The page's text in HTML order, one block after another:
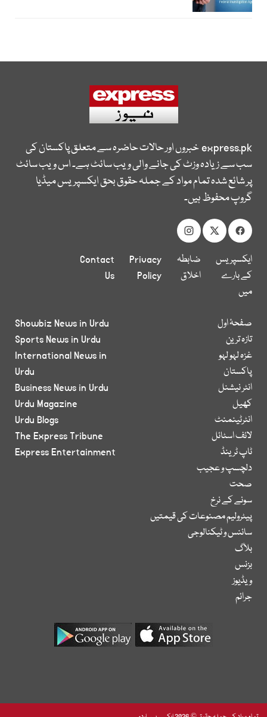
express.pkخبروں اور حالات حاضرہ سے متعلق پاکستان کی
سب سے زیادہ وزٹ کی جانے والی ویب سائٹ ہے۔ اس ویب سائٹ
پر شائع شدہ تمام مواد کے جملہ حقوق بحق ایکسپریس میڈیا
گروپ محفوظ ہیں۔
ایکسپریس
کے بارے
میں
ضابطہ
اخلاق
Privacy
Policy
Contact
Us
صفحۂ اول
تازہ ترین
غزہ لہو لہو
پاکستان
انٹر نیشنل
کھیل
انٹرٹینمنٹ
لائف اسٹائل
ٹاپ ٹرینڈ
دلچسپ و عجیب
صحت
سونے کے نرخ
پیٹرولیم مصنوعات کی قیمتیں
سائنس و ٹیکنالوجی
بلاگ
بزنس
ویڈیوز
جرائم
Showbiz News in Urdu
Sports News in Urdu
International News in
Urdu
Business News in Urdu
Urdu Magazine
Urdu Blogs
The Express Tribune
Express Entertainment